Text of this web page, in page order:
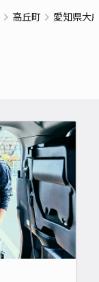
高丘町 愛知県大